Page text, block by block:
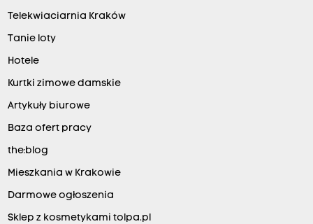
Telekwiaciarnia Kraków
Tanie loty
Hotele
Kurtki zimowe damskie
Artykuły biurowe
Baza ofert pracy
the:blog
Mieszkania w Krakowie
Darmowe ogłoszenia
Sklep z kosmetykami tolpa.pl